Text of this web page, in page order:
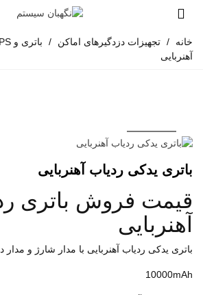
خانه / تجهیزات دزدگیرهای اماکن / باتری و UPS
آهنربایی
باتری یدکی ردیاب آهنربایی
قیمت فروش باتری
آهنربایی
باتری یدکی ردیاب آهنربایی با مدار شارژ و مدار
10000mAh